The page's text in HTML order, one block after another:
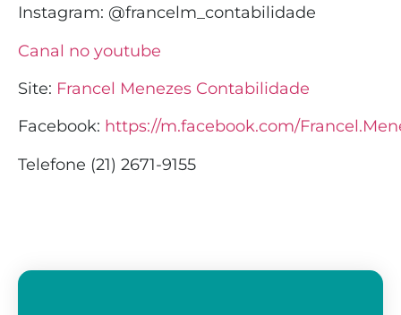
Instagram: @francelm_contabilidade
Canal no youtube
Site: Francel Menezes Contabilidade
Facebook: https://m.facebook.com/
Telefone (21) 2671-9155